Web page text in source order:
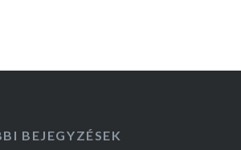
BEJEGYZÉSEK